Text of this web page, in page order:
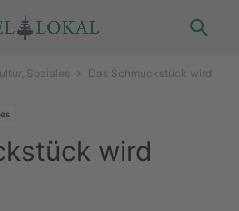
Soziales
Das Schmuckstück wird
wird